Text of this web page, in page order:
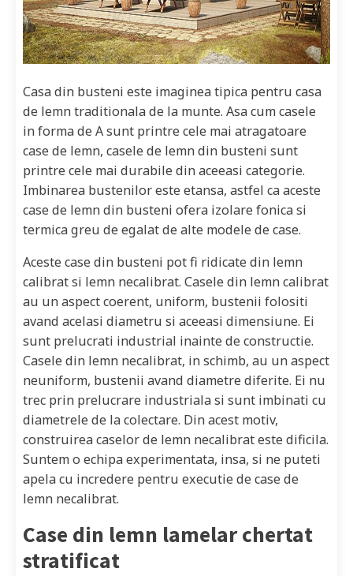
Casa din busteni este imaginea tipica pentru casa
de lemn traditionala de la munte. Asa cum casele
in forma de A sunt printre cele mai atragatoare
case de lemn, casele de lemn din busteni sunt
printre cele mai durabile din aceeasi categorie.
Imbinarea bustenilor este etansa, astfel ca aceste
case de lemn din busteni ofera izolare fonica si
termica greu de egalat de alte modele de case.
Aceste case din busteni pot fi ridicate din lemn
calibrat si lemn necalibrat. Casele din lemn calibrat
au un aspect coerent, uniform, bustenii folositi
avand acelasi diametru si aceeasi dimensiune. Ei
sunt prelucrati industrial inainte de constructie.
Casele din lemn necalibrat, in schimb, au un aspect
neuniform, bustenii avand diametre diferite. Ei nu
trec prin prelucrare industriala si sunt imbinati cu
diametrele de la colectare. Din acest motiv,
construirea caselor de lemn necalibrat este dificila.
Suntem o echipa experimentata, insa, si ne puteti
apela cu incredere pentru executie de case de
lemn necalibrat.
Case din lemn lamelar chertat
stratificat